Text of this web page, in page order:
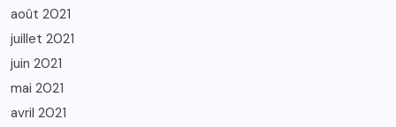
août 2021
juillet 2021
juin 2021
mai 2021
avril 2021